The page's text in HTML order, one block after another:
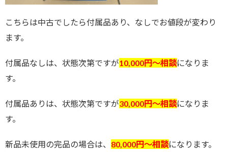
こちらは中古でしたら付属品あり、なしでお値段が変わり
ます。
付属品なしは、状態次第ですが10,000円〜相談になりま
す。
付属品ありは、状態次第ですが30,000円〜相談になりま
す。
新品未使用の完品の場合は、 80,000円〜相談になります。